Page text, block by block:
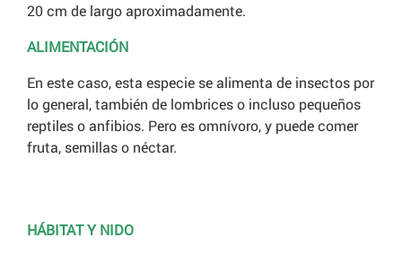
20 cm de largo aproximadamente.
ALIMENTACIÓN
En este caso, esta especie se alimenta de insectos por
lo general, también de lombrices o incluso pequeños
reptiles o anfibios. Pero es omnívoro, y puede comer
fruta, semillas o néctar.
HÁBITAT Y NIDO